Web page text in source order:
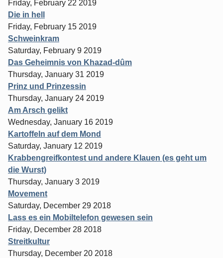
Friday, February 22 2019
Die in hell
Friday, February 15 2019
Schweinkram
Saturday, February 9 2019
Das Geheimnis von Khazad-dûm
Thursday, January 31 2019
Prinz und Prinzessin
Thursday, January 24 2019
Am Arsch gelikt
Wednesday, January 16 2019
Kartoffeln auf dem Mond
Saturday, January 12 2019
Krabbengreifkontest und andere Klauen (es geht um
die Wurst)
Thursday, January 3 2019
Movement
Saturday, December 29 2018
Lass es ein Mobiltelefon gewesen sein
Friday, December 28 2018
Streitkultur
Thursday, December 20 2018